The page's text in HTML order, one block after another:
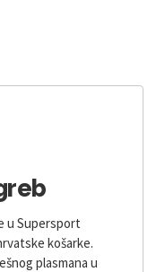
u Supersport
košarke.
plasmana u